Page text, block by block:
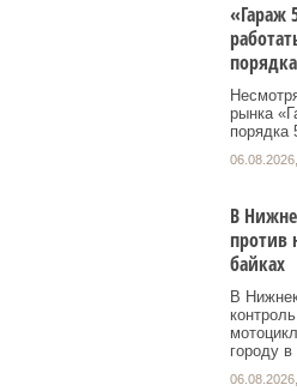
«Гараж
рынка
порядка
В
против
байках
В
городу в